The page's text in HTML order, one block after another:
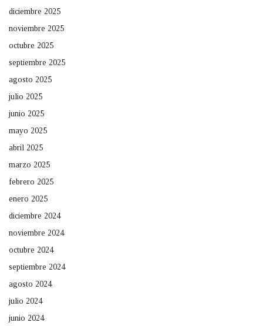
diciembre 2025
noviembre 2025
octubre 2025
septiembre 2025
agosto 2025
julio 2025
junio 2025
mayo 2025
abril 2025
marzo 2025
febrero 2025
enero 2025
diciembre 2024
noviembre 2024
octubre 2024
septiembre 2024
agosto 2024
julio 2024
junio 2024